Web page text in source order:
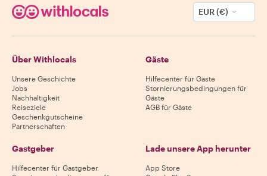
EUR (€)
Über Withlocals
Unsere Geschichte
Jobs
Nachhaltigkeit
Reiseziele
Geschenkgutscheine
Partnerschaften
Gäste
Hilfecenter für Gäste
Stornierungsbedingungen für
Gäste
AGB für Gäste
Gastgeber
Hilfecenter für Gastgeber
Lade unsere App herunter
App Store